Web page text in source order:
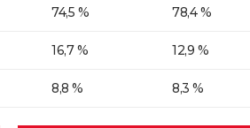
74,5 % 78,4 %
16,7 % 12,9 %
8,8 % 8,3 %